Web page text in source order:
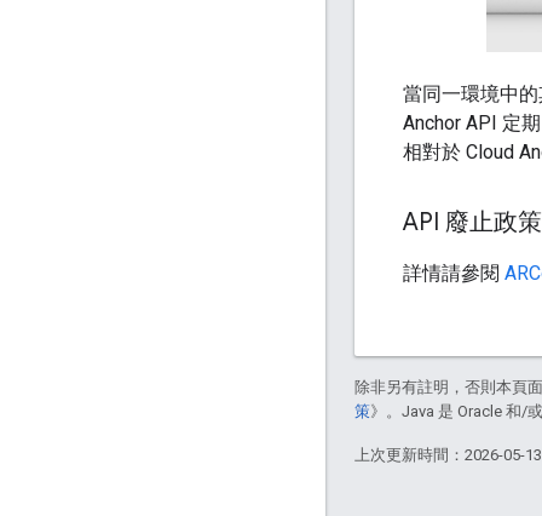
當同一環境中
Anchor API 定
相對於 Cloud
API 廢止政策
詳情請參閱
除非另有註明，否則本頁
策》。Java 是 Oracle 和/
上次更新時間：2026-05-